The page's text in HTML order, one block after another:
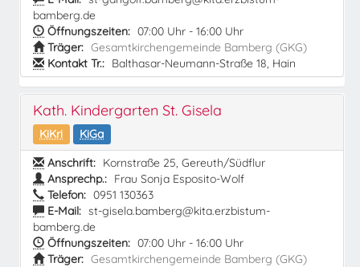
bamberg.de
Öffnungszeiten: 07:00 Uhr - 16:00 Uhr
Träger: Gesamtkirchengemeinde Bamberg (GKG)
Kontakt Tr.: Balthasar-Neumann-Straße 18, Hain
Kath. Kindergarten St. Gisela
KiKri
KiGa
Anschrift: Kornstraße 25, Gereuth/Südflur
Ansprechp.: Frau Sonja Esposito-Wolf
Telefon: 0951 130363
E-Mail: st-gisela.bamberg@kita.erzbistum-
bamberg.de
Öffnungszeiten: 07:00 Uhr - 16:00 Uhr
Träger: Gesamtkirchengemeinde Bamberg (GKG)